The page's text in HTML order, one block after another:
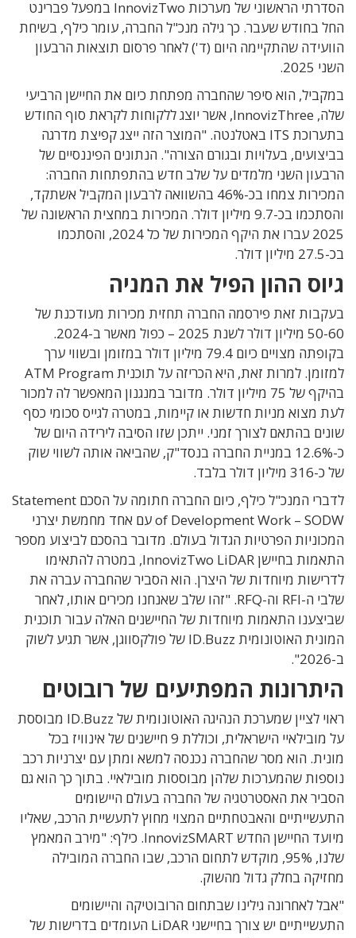
הסדרתי הראשוני של מערכות InnovizTwo במפעל פברינט
החל בחודש שעבר. כך גילה מנכ"ל החברה, עומר כילף, בשיחת
הוועידה שהתקיימה היום (ד') לאחר פרסום תוצאות הרבעון
השני 2025.
במקביל, הוא סיפר שהחברה מפתחת כיום את החיישן הרביעי
שלה, InnovizThree, אשר יוצג ללקוחות לקראת סוף החודש
בתערוכת ITS באטלנטה. "המוצר הזה ייצג קפיצת מדרגה
בביצועים, בעלויות ובגורם הצורה". הנתונים הפיננסיים של
הרבעון השני מלמדים על שלב חדש בהתפתחות החברה:
המכירות צמחו בכ-46% בהשוואה לרבעון המקביל אשתקד,
והסתכמו בכ-9.7 מיליון דולר. המכירות במחצית הראשונה של
2025 עברו את היקף המכירות של כל 2024, והסתכמו
בכ-27.5 מיליון דולר.
גיוס ההון הפיל את המניה
בעקבות זאת פירסמה החברה תחזית מכירות מעודכנת של
50-60 מיליון דולר לשנת 2025 – כפול מאשר ב-2024.
בקופתה מצויים כיום 79.4 מיליון דולר במזומן ובשווי ערך
למזומן. למרות זאת, היא הכריזה על תוכנית ATM Program
בהיקף של 75 מיליון דולר. מדובר במנגנון המאפשר לה למכור
לעת מצוא מניות חדשות או קיימות, במטרה לגייס סכומי כסף
שונים בהתאם לצורך זמני. ייתכן שזו הסיבה לירידה היום של
כ-12.6% במניית החברה בנסד"ק, שהביאה אותה לשווי שוק
של כ-316 מיליון דולר בלבד.
לדברי המנכ"ל כילף, כיום החברה חתומה על הסכם Statement
of Development Work – SODW עם אחד מחמשת יצרני
המכוניות הפרטיות הגדול בעולם. מדובר בהסכם לביצוע מספר
התאמות בחיישן InnovizTwo LiDAR, במטרה להתאימו
לדרישות מיוחדות של היצרן. הוא הסביר שהחברה עברה את
שלבי ה-RFI וה-RFQ. "זהו שלב שאנחנו מכירים אותו, לאחר
שביצענו התאמות מיוחדות של החיישנים האלה עבור תוכנית
המונית האוטונומית ID.Buzz של פולקסווגן, אשר תגיע לשוק
ב-2026".
היתרונות המפתיעים של רובוטים
ראוי לציין שמערכת הנהיגה האוטונומית של ID.Buzz מבוססת
על מובילאיי הישראלית, וכוללת 9 חיישנים של אינוויז בכל
מונית. הוא מסר שהחברה נכנסה למשא ומתן עם יצרניות רכב
נוספות שהמערכות שלהן מבוססות מובילאיי. בתוך כך הוא גם
הסביר את האסטרטגיה של החברה בעולם היישומים
התעשייתיים והאבטחתיים המצוי מחוץ לתעשיית הרכב, שאליו
מיועד החיישן החדש InnovizSMART. כילף: "מירב המאמץ
שלנו, 95%, מוקדש לתחום הרכב, שבו החברה המובילה
מחזיקה בחלק גדול מהשוק.
"אבל לאחרונה גילינו שבתחום הרובוטיקה והיישומים
התעשייתיים יש צורך בחיישני LiDAR העומדים בדרישות של